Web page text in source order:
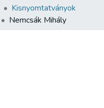
Kisnyomtatványok
Nemcsák Mihály